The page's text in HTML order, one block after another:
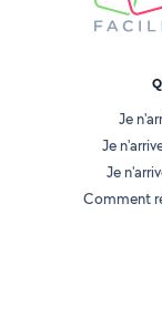
Je
Je
Je
Comment